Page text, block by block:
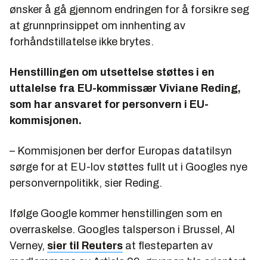
ønsker å gå gjennom endringen for å forsikre seg
at grunnprinsippet om innhenting av
forhåndstillatelse ikke brytes.
Henstillingen om utsettelse støttes i en
uttalelse fra EU-kommissær Viviane Reding,
som har ansvaret for personvern i EU-
kommisjonen.
– Kommisjonen ber derfor Europas datatilsyn
sørge for at EU-lov støttes fullt ut i Googles nye
personvernpolitikk, sier Reding.
Ifølge Google kommer henstillingen som en
overraskelse. Googles talsperson i Brussel, Al
Verney, sier til Reuters at flesteparten av